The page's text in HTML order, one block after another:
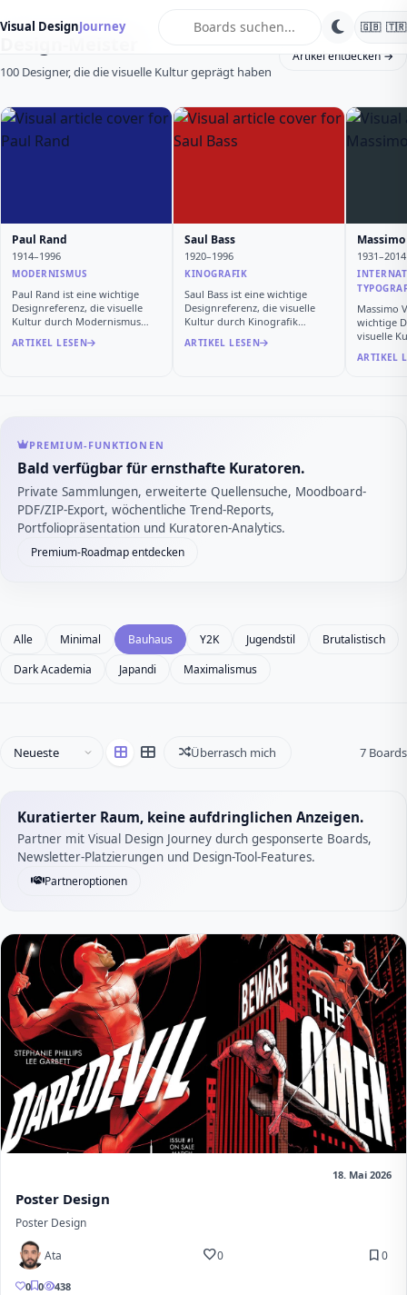
Visual DesignJourney 🇬🇧 🇹🇷
100 Designer, die die visuelle Kultur geprägt haben
Artikel entdecken →
Paul Rand
1914–1996
MODERNISMUS
Paul Rand ist eine wichtige
Designreferenz, die visuelle
Kultur durch Modernismus
ARTIKEL LESEN
Saul Bass
1920–1996
KINOGRAFIK
Saul Bass ist eine wichtige
Designreferenz, die visuelle
Kultur durch Kinografik
ARTIKEL LESEN
1931–2014
Massimo
wichtige
visuelle
ARTIKEL
PREMIUM-FUNKTIONEN
Bald verfügbar für ernsthafte Kuratoren.
Private Sammlungen, erweiterte Quellensuche, Moodboard-
PDF/ZIP-Export, wöchentliche Trend-Reports,
Portfoliopräsentation und Kuratoren-Analytics.
Premium-Roadmap entdecken
Alle Minimal Bauhaus Y2K Jugendstil
Brutalistisch
Dark Academia
Japandi Maximalismus
Überrasch mich 7 Boards
Kuratierter Raum, keine aufdringlichen Anzeigen.
Partner mit Visual Design Journey durch gesponserte Boards,
Newsletter-Platzierungen und Design-Tool-Features.
Partneroptionen
18. Mai 2026
Poster Design
Poster Design
Ata favorite0 bookmark0
0 0 438